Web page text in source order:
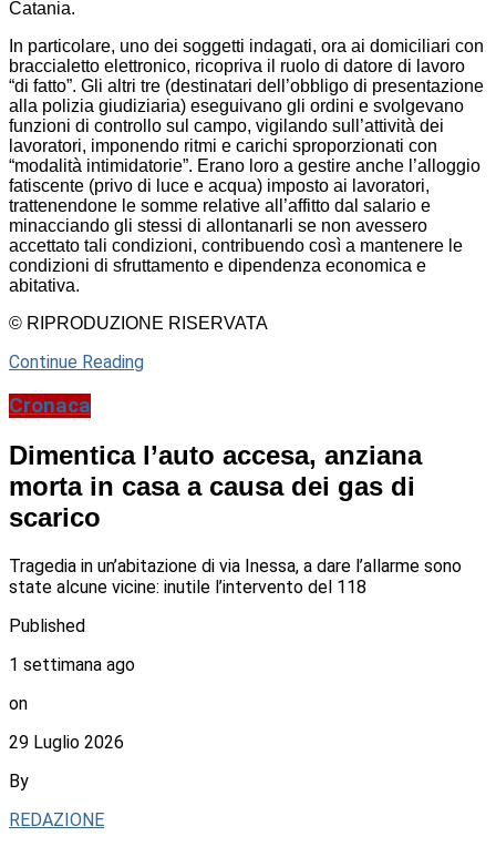
Catania.
In particolare, uno dei soggetti indagati, ora ai domiciliari con
braccialetto elettronico, ricopriva il ruolo di datore di lavoro
“di fatto”. Gli altri tre (destinatari dell’obbligo di presentazione
alla polizia giudiziaria) eseguivano gli ordini e svolgevano
funzioni di controllo sul campo, vigilando sull’attività dei
lavoratori, imponendo ritmi e carichi sproporzionati con
“modalità intimidatorie”. Erano loro a gestire anche l’alloggio
fatiscente (privo di luce e acqua) imposto ai lavoratori,
trattenendone le somme relative all’affitto dal salario e
minacciando gli stessi di allontanarli se non avessero
accettato tali condizioni, contribuendo così a mantenere le
condizioni di sfruttamento e dipendenza economica e
abitativa.
© RIPRODUZIONE RISERVATA
Continue Reading
Cronaca
Dimentica l’auto accesa, anziana
morta in casa a causa dei gas di
scarico
Tragedia in un’abitazione di via Inessa, a dare l’allarme sono
state alcune vicine: inutile l’intervento del 118
Published
1 settimana ago
on
29 Luglio 2026
By
REDAZIONE